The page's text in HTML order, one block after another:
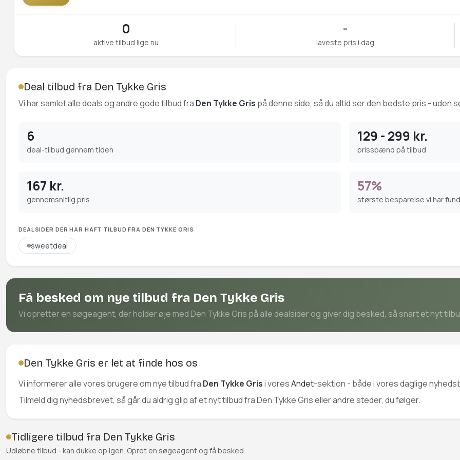
0
aktive tilbud lige nu
-
laveste pris i dag
Deal tilbud fra Den Tykke Gris
Vi har samlet alle deals og andre gode tilbud fra Den Tykke Gris på denne side, så du altid ser den bedste pris - uden
6
deal-tilbud gennem tiden
129 - 299 kr.
prisspænd på tilbud
167 kr.
gennemsnitlig pris
57%
største besparelse vi har
DEALSIDER DER HAR HAFT TILBUD FRA DEN TYKKE GRIS
sweetdeal
Få besked om nye tilbud fra Den Tykke Gris
Vi opretter en søgeagent, der holder øje med Den Tykke Gris på alle dealsider og giver dig besked, så snart et nyt
Den Tykke Gris er let at finde hos os
Vi informerer alle vores brugere om nye tilbud fra Den Tykke Grisi voresAndet-sektion - både i vores daglige
Tilmeld dig nyhedsbrevet, så går du aldrig glip af et nyt tilbud fra Den Tykke Gris eller andre steder, du følger.
Tidligere tilbud fra Den Tykke Gris
Udløbne tilbud - kan dukke op igen. Opret en søgeagent og få besked.